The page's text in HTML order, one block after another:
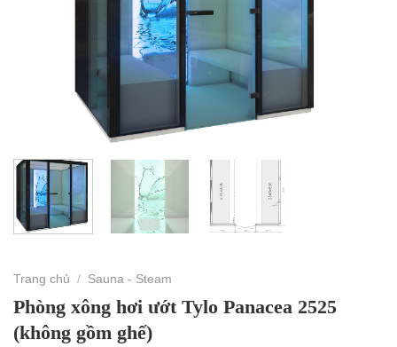
Trang chủ / Sauna - Steam
Phòng xông hơi ướt Tylo Panacea 2525
(không gồm ghế)